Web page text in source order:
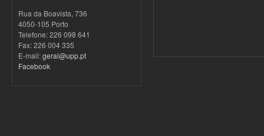
Rua da Boavista, 736
4050-105 Porto
Telefone: 226 098 641
Fax: 226 004 335
E-mail:geral@upp.pt
Facebook